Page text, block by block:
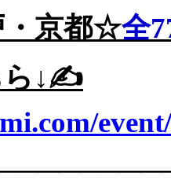
京都☆全
ら↓✍️